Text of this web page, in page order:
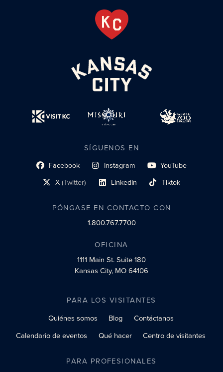
SÍGUENOS EN
Facebook
enlace al perfil social Instagram
enlace de perfil social YouTube
enlace de perfil social
X(Twitter)
enlace al perfil social LinkedIn
enlace al perfil social Tiktok
enlace al perfil social
PÓNGASE EN CONTACTO CON
1.800.767.7700
OFICINA
1111 Main St.Suite 180
Kansas City, MO 64106
PARA LOS VISITANTES
Quiénes somos
Blog
Contáctanos
Calendario de eventos
Qué hacer Centro de visitantes
PARA PROFESIONALES